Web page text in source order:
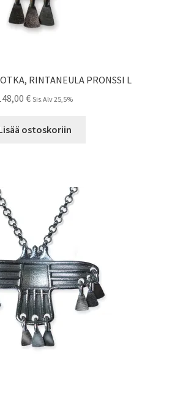
RINTANEULA PRONSSI L
€ Sis.Alv 25,5%
ostoskoriin